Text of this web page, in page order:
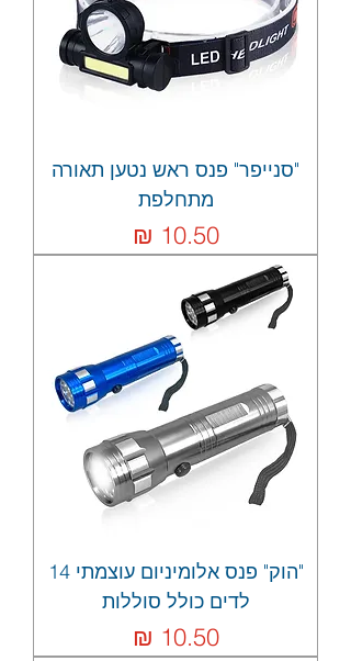
"סנייפר" פנס ראש נטען תאורה
מתחלפת
מחיר‏10.50 ‏₪
"הוק" פנס אלומיניום עוצמתי 14
לדים כולל סוללות
מחיר‏10.50 ‏₪